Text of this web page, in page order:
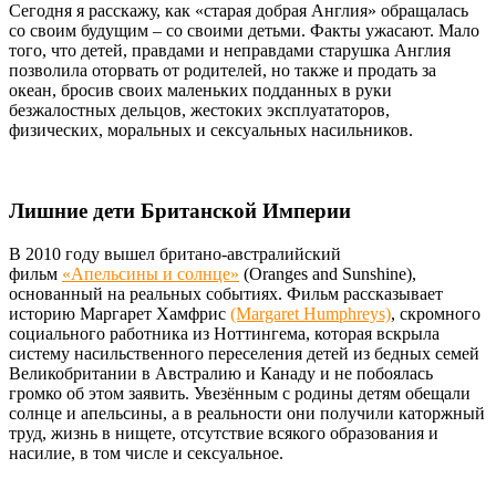
Сегодня я расскажу, как «старая добрая Англия» обращалась
со своим будущим – со своими детьми. Факты ужасают. Мало
того, что детей, правдами и неправдами старушка Англия
позволила оторвать от родителей, но также и продать за
океан, бросив своих маленьких подданных в руки
безжалостных дельцов, жестоких эксплуататоров,
физических, моральных и сексуальных насильников.
Лишние дети Британской Империи
В 2010 году вышел британо-австралийский
фильм «Апельсины и солнце» (Oranges and Sunshine),
основанный на реальных событиях. Фильм рассказывает
историю Маргарет Хамфрис (Margaret Humphreys), скромного
социального работника из Ноттингема, которая вскрыла
систему насильственного переселения детей из бедных семей
Великобритании в Австралию и Канаду и не побоялась
громко об этом заявить. Увезённым с родины детям обещали
солнце и апельсины, а в реальности они получили каторжный
труд, жизнь в нищете, отсутствие всякого образования и
насилие, в том числе и сексуальное.